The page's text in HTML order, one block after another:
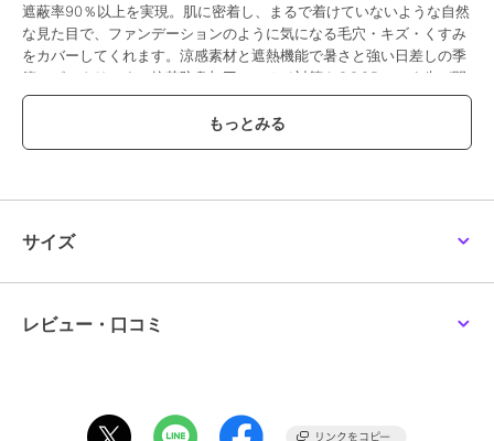
遮蔽率90％以上を実現。肌に密着し、まるで着けていないような自然
な見た目で、ファンデーションのように気になる毛穴・キズ・くすみ
をカバーしてくれます。涼感素材と遮熱機能で暑さと強い日差しの季
節にピッタリです。抗菌防臭加工でニオイ対策もGOOD！つま先が開
いているオープントゥタイプなのでサンダル等でも合わせやすいです
●品番：30-106-1021
●サイズ：M-L,L-LL
落 ストッキング素材 レディース 福助 ふくすけ フクスケ fukusuke
サイズ
レビュー・口コミ